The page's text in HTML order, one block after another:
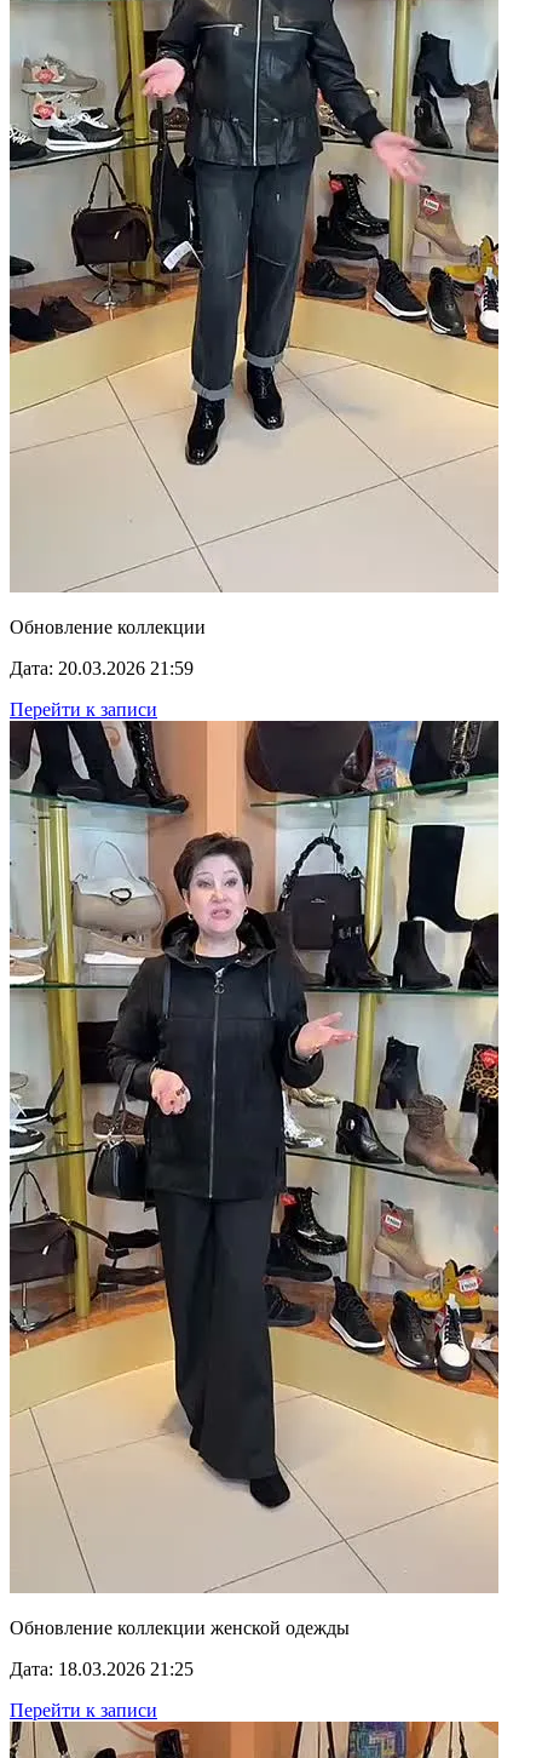
Обновление коллекции
Дата: 20.03.2026 21:59
Перейти к записи
Обновление коллекции женской одежды
Дата: 18.03.2026 21:25
Перейти к записи